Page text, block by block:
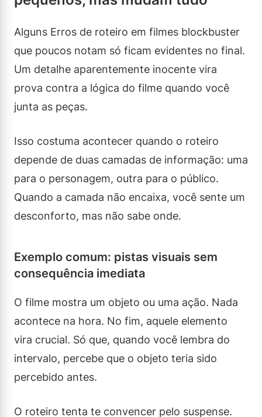
Alguns Erros de roteiro em filmes blockbuster
que poucos notam só ficam evidentes no final.
Um detalhe aparentemente inocente vira
prova contra a lógica do filme quando você
junta as peças.
Isso costuma acontecer quando o roteiro
depende de duas camadas de informação: uma
para o personagem, outra para o público.
Quando a camada não encaixa, você sente um
desconforto, mas não sabe onde.
Exemplo comum: pistas visuais sem
consequência imediata
O filme mostra um objeto ou uma ação. Nada
acontece na hora. No fim, aquele elemento
vira crucial. Só que, quando você lembra do
intervalo, percebe que o objeto teria sido
percebido antes.
O roteiro tenta te convencer pelo suspense.